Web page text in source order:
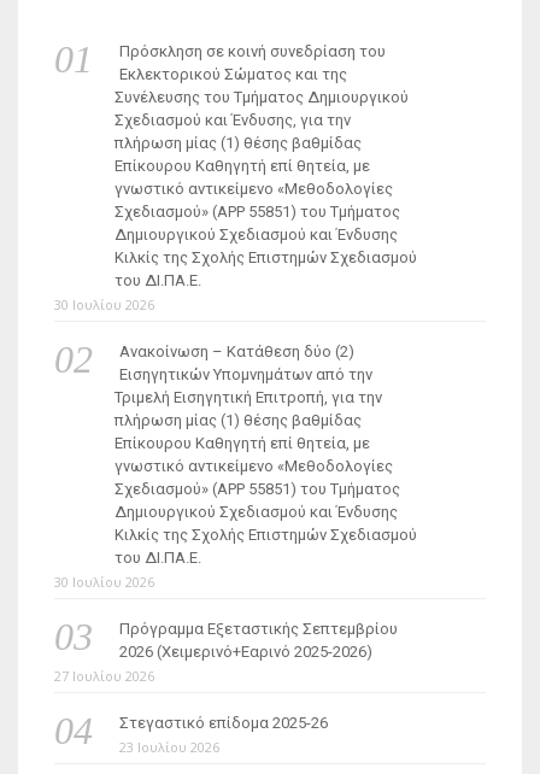
Πρόσκληση σε κοινή συνεδρίαση του
Εκλεκτορικού Σώματος και της
Συνέλευσης του Τμήματος Δημιουργικού
Σχεδιασμού και Ένδυσης, για την
πλήρωση μίας (1) θέσης βαθμίδας
Επίκουρου Καθηγητή επί θητεία, με
γνωστικό αντικείμενο «Μεθοδολογίες
Σχεδιασμού» (ΑΡΡ 55851) του Τμήματος
Δημιουργικού Σχεδιασμού και Ένδυσης
Κιλκίς της Σχολής Επιστημών Σχεδιασμού
του ΔΙ.ΠΑ.Ε.
30 Ιουλίου 2026
Ανακοίνωση – Κατάθεση δύο (2)
Εισηγητικών Υπομνημάτων από την
Τριμελή Εισηγητική Επιτροπή, για την
πλήρωση μίας (1) θέσης βαθμίδας
Επίκουρου Καθηγητή επί θητεία, με
γνωστικό αντικείμενο «Μεθοδολογίες
Σχεδιασμού» (ΑΡΡ 55851) του Τμήματος
Δημιουργικού Σχεδιασμού και Ένδυσης
Κιλκίς της Σχολής Επιστημών Σχεδιασμού
του ΔΙ.ΠΑ.Ε.
30 Ιουλίου 2026
Πρόγραμμα Εξεταστικής Σεπτεμβρίου
2026 (Χειμερινό+Εαρινό 2025-2026)
27 Ιουλίου 2026
Στεγαστικό επίδομα 2025-26
23 Ιουλίου 2026